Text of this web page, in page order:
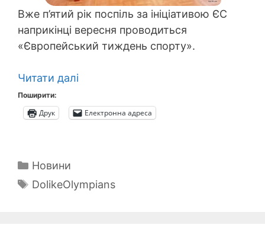
Вже п’ятий рік поспіль за ініціативою ЄС
наприкінці вересня проводиться
«Європейський тиждень спорту».
Читати далі
Поширити:
Друк Електронна адреса
Категорії
Новини
Позначки
DolikeOlympians